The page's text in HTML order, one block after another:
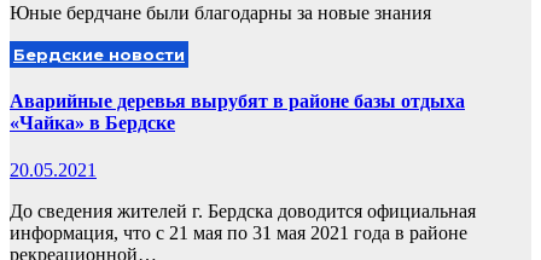
Юные бердчане были благодарны за новые знания
Бердские новости
Аварийные деревья вырубят в районе базы отдыха
«Чайка» в Бердске
20.05.2021
До сведения жителей г. Бердска доводится официальная
информация, что с 21 мая по 31 мая 2021 года в районе
рекреационной…